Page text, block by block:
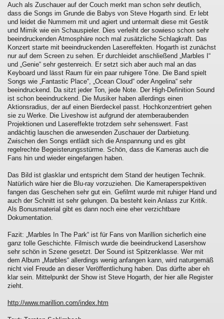
Auch als Zuschauer auf der Couch merkt man schon sehr deutlich,
dass die Songs im Grunde die Babys von Steve Hogarth sind. Er lebt
und leidet die Nummern mit und agiert und untermalt diese mit Gestik
und Mimik wie ein Schauspieler. Dies verleiht der sowieso schon sehr
beeindruckenden Atmosphäre noch mal zusätzliche Schlagkraft. Das
Konzert starte mit beeindruckenden Lasereffekten. Hogarth ist zunächst
nur auf dem Screen zu sehen. Er durchleidet anschließend „Marbles I“
und „Genie“ sehr gestenreich. Er setzt sich aber auch mal an das
Keyboard und lässt Raum für ein paar ruhigere Töne. Die Band spielt
Songs wie „Fantastic Place“, „Ocean Cloud“ oder Angelina“ sehr
beeindruckend. Da sitzt jeder Ton, jede Note. Der High-Definition Sound
ist schon beeindruckend. Die Musiker haben allerdings einen
Aktionsradius, der auf einen Bierdeckel passt. Hochkonzentriert gehen
sie zu Werke. Die Liveshow ist aufgrund der atemberaubenden
Projektionen und Lasereffekte trotzdem sehr sehenswert. Fast
andächtig lauschen die anwesenden Zuschauer der Darbietung.
Zwischen den Songs entlädt sich die Anspannung und es gibt
regelrechte Begeisterungsstürme. Schön, dass die Kameras auch die
Fans hin und wieder eingefangen haben.
Das Bild ist glasklar und entspricht dem Stand der heutigen Technik.
Natürlich wäre hier die Blu-ray vorzuziehen. Die Kameraperspektiven
fangen das Geschehen sehr gut ein. Gefilmt wurde mit ruhiger Hand und
auch der Schnitt ist sehr gelungen. Da besteht kein Anlass zur Kritik.
Als Bonusmaterial gibt es dann noch eine eher verzichtbare
Dokumentation.
Fazit: „Marbles In The Park“ ist für Fans von Marillion sicherlich eine
ganz tolle Geschichte. Filmisch wurde die beeindruckend Lasershow
sehr schön in Szene gesetzt. Der Sound ist Spitzenklasse. Wer mit
dem Album „Marbles“ allerdings wenig anfangen kann, wird naturgemäß
nicht viel Freude an dieser Veröffentlichung haben. Das dürfte aber eh
klar sein. Mittelpunkt der Show ist Steve Hogarth, der hier alle Register
zieht.
http://www.marillion.com/index.htm